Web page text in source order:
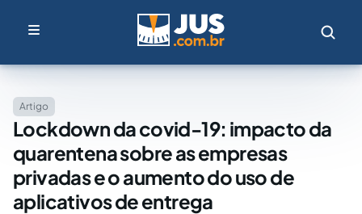
Artigo
Lockdown da covid-19: impacto da
quarentena sobre as empresas
privadas e o aumento do uso de
aplicativos de entrega